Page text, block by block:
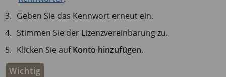
Geben Sie das Kennwort erneut ein.
Stimmen Sie der Lizenzvereinbarung zu.
Klicken Sie aufKonto hinzufügen.
Wichtig